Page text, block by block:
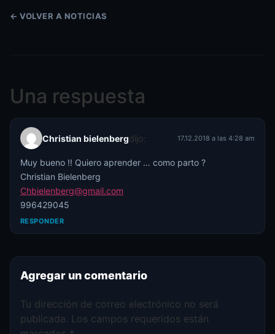
← VOLVER A NOTICIAS
Una respuesta
Christian bielenbergdijo: 17.12.2018 a las 4:28 am
Muy bueno !! Quiero aprender … como parto ?
Christian Bielenberg
Chbielenberg@gmail.com
996429045
RESPONDER
Agregar un comentario
Tu dirección de correo electrónico no será
publicada. Los campos requeridos están